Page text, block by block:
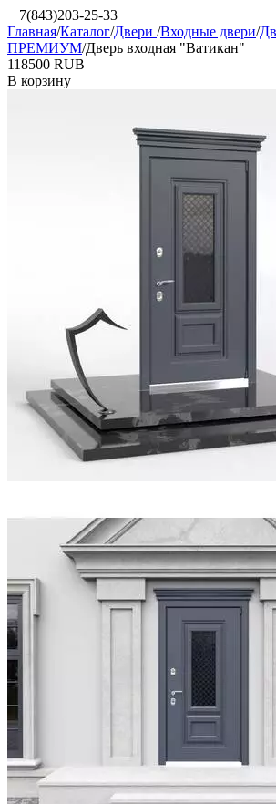
+7(843)203-25-33
Главная/Каталог/Двери /Входные двери/
ПРЕМИУМ/Дверь входная "Ватикан"
‍118500‍ RUB
В корзину